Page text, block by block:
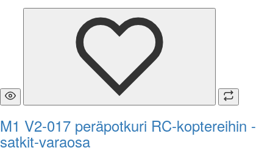
M1 V2-017 peräpotkuri RC-koptereihin -
satkit-varaosa